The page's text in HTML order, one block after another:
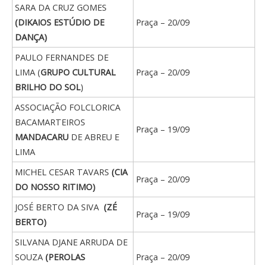
SARA DA CRUZ GOMES
(DIKAIOS ESTÚDIO DE
DANÇA)
Praça – 20/09
PAULO FERNANDES DE
LIMA (GRUPO CULTURAL
BRILHO DO SOL)
Praça – 20/09
ASSOCIAÇÃO FOLCLORICA
BACAMARTEIROS
MANDACARU DE ABREU E
LIMA
Praça – 19/09
MICHEL CESAR TAVARS(CIA
DO NOSSO RITIMO)
Praça – 20/09
JOSÉ BERTO DA SIVA(ZÉ
BERTO)
Praça – 19/09
SILVANA DJANE ARRUDA DE
SOUZA(PEROLAS
Praça – 20/09